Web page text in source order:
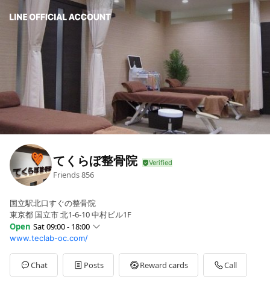
てくらぼ整骨院
Friends856
国立駅北口すぐの整骨院
東京都 国立市 北1-6-10 中村ビル1F
Open Sat 09:00 - 18:00
Sun09:00 - 18:00
Mon10:00 - 13:30,16:00 - 20:30
Tue10:00 - 13:30,16:00 - 20:30
Wed16:00 - 20:30
www.teclab-oc.com/
Chat Posts Reward cards Call